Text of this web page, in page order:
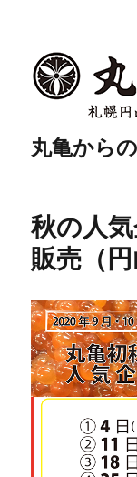
丸亀から
秋の人
販売（円